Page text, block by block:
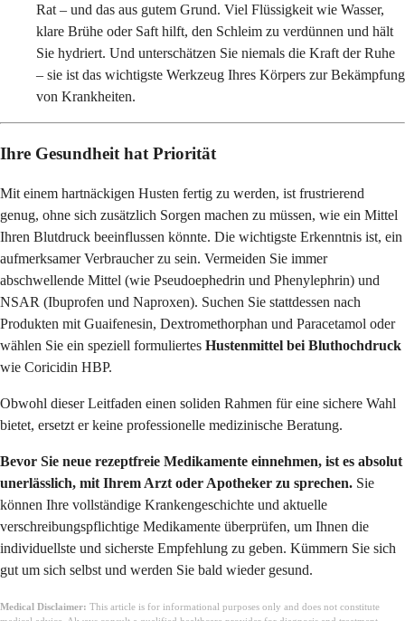
Rat – und das aus gutem Grund. Viel Flüssigkeit wie Wasser,
klare Brühe oder Saft hilft, den Schleim zu verdünnen und hält
Sie hydriert. Und unterschätzen Sie niemals die Kraft der Ruhe
– sie ist das wichtigste Werkzeug Ihres Körpers zur Bekämpfung
von Krankheiten.
Ihre Gesundheit hat Priorität
Mit einem hartnäckigen Husten fertig zu werden, ist frustrierend
genug, ohne sich zusätzlich Sorgen machen zu müssen, wie ein Mittel
Ihren Blutdruck beeinflussen könnte. Die wichtigste Erkenntnis ist, ein
aufmerksamer Verbraucher zu sein. Vermeiden Sie immer
abschwellende Mittel (wie Pseudoephedrin und Phenylephrin) und
NSAR (Ibuprofen und Naproxen). Suchen Sie stattdessen nach
Produkten mit Guaifenesin, Dextromethorphan und Paracetamol oder
wählen Sie ein speziell formuliertes Hustenmittel bei Bluthochdruck
wie Coricidin HBP.
Obwohl dieser Leitfaden einen soliden Rahmen für eine sichere Wahl
bietet, ersetzt er keine professionelle medizinische Beratung.
Bevor Sie neue rezeptfreie Medikamente einnehmen, ist es absolut
unerlässlich, mit Ihrem Arzt oder Apotheker zu sprechen. Sie
können Ihre vollständige Krankengeschichte und aktuelle
verschreibungspflichtige Medikamente überprüfen, um Ihnen die
individuellste und sicherste Empfehlung zu geben. Kümmern Sie sich
gut um sich selbst und werden Sie bald wieder gesund.
Medical Disclaimer: This article is for informational purposes only and does not constitute